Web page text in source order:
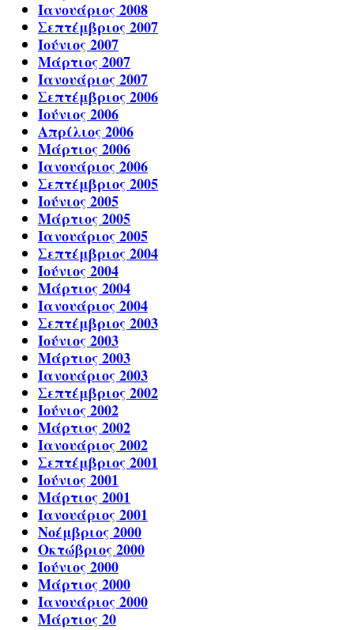
Ιανουάριος 2008
Σεπτέμβριος 2007
Ιούνιος 2007
Μάρτιος 2007
Ιανουάριος 2007
Σεπτέμβριος 2006
Ιούνιος 2006
Απρίλιος 2006
Μάρτιος 2006
Ιανουάριος 2006
Σεπτέμβριος 2005
Ιούνιος 2005
Μάρτιος 2005
Ιανουάριος 2005
Σεπτέμβριος 2004
Ιούνιος 2004
Μάρτιος 2004
Ιανουάριος 2004
Σεπτέμβριος 2003
Ιούνιος 2003
Μάρτιος 2003
Ιανουάριος 2003
Σεπτέμβριος 2002
Ιούνιος 2002
Μάρτιος 2002
Ιανουάριος 2002
Σεπτέμβριος 2001
Ιούνιος 2001
Μάρτιος 2001
Ιανουάριος 2001
Νοέμβριος 2000
Οκτώβριος 2000
Ιούνιος 2000
Μάρτιος 2000
Ιανουάριος 2000
Μάρτιος 20